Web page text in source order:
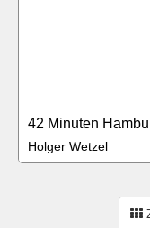
42 Minuten
Holger Wetzel